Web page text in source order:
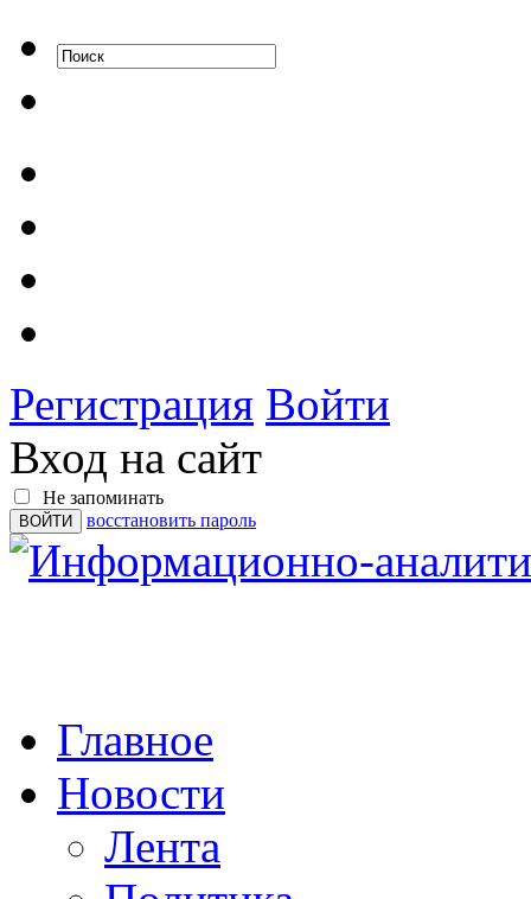
Регистрация Войти
Вход на сайт
Не запоминать
восстановить пароль
Главное
Новости
Лента